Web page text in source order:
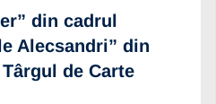
din cadrul
Alecsandri” din
de Carte